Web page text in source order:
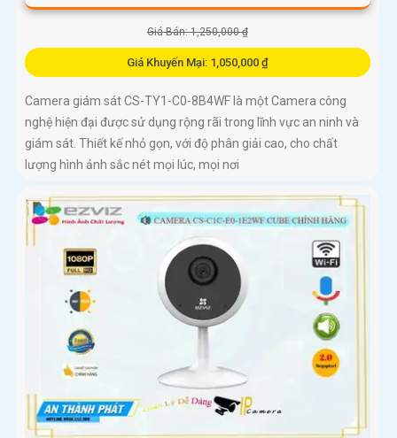
Giá Bán: 1,250,000 ₫
Giá Khuyến Mại: 1,050,000 ₫
Camera giám sát CS-TY1-C0-8B4WF là một Camera công
nghệ hiện đại được sử dụng rộng rãi trong lĩnh vực an ninh và
giám sát. Thiết kế nhỏ gọn, với độ phân giải cao, cho chất
lượng hình ảnh sắc nét mọi lúc, mọi nơi